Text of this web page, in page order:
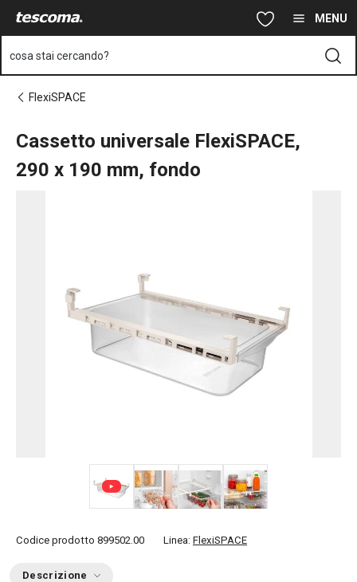
Vai al contenuto principale MENU
cosa stai cercando?
FlexiSPACE
Cassetto universale FlexiSPACE,
290 x 190 mm, fondo
Codice prodotto 899502.00 Linea: FlexiSPACE
Descrizione